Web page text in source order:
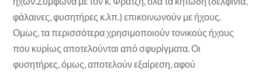
φάλαινες, φυσητήρες κ.λπ.) επικοινωνούν με ήχους.
Ομως, τα περισσότερα χρησιμοποιούν τονικούς ήχους
που κυρίως αποτελούνται από σφυρίγματα. Οι
φυσητήρες, όμως, αποτελούν εξαίρεση, αφού